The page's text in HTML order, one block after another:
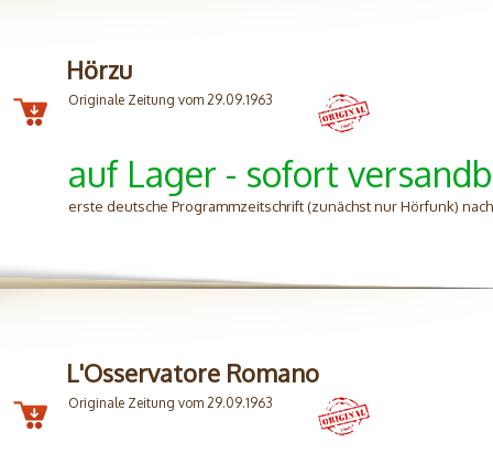
Hörzu
Originale Zeitung vom 29.09.1963
auf Lager - sofort
erste deutsche Programmzeitschrift (zunächst nur Hörfunk)
L'Osservatore Romano
Originale Zeitung vom 29.09.1963